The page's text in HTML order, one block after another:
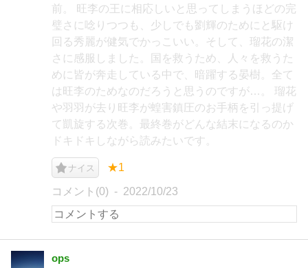
前。 旺李の王に相応しいと思ってしまうほどの完
璧さに唸りつつも、少しでも劉輝のためにと駆け
回る秀麗が健気でかっこいい。そして、瑠花の潔
さに感服しました。国を救うため、人々を救うた
めに皆が奔走している中で、暗躍する晏樹。全て
は旺李のためなのだろうと思うのですが…。 瑠花
や羽羽が去り旺李が蝗害鎮圧のお手柄を引っ提げ
て凱旋する次巻。最終巻がどんな結末になるのか
ドキドキしながら読みたいです。
ナイス ★1
コメント(0) 2022/10/23
ops